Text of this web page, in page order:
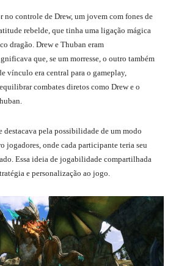
controle de Drew, um jovem com fones de
rebelde, que tinha uma ligação mágica
dragão. Drew e Thuban eram
que, se um morresse, o outro também
vínculo era central para o gameplay,
combates diretos como Drew e o
destacava pela possibilidade de um modo
jogadores, onde cada participante teria seu
Essa ideia de jogabilidade compartilhada
e personalização ao jogo.